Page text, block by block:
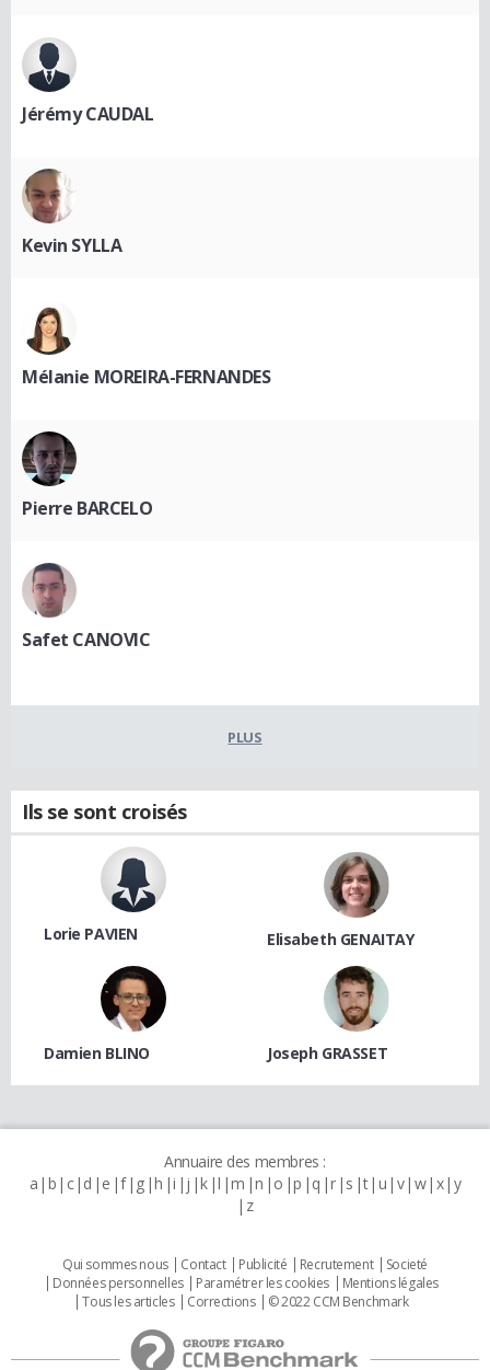
Jérémy CAUDAL
Kevin SYLLA
Mélanie MOREIRA-FERNANDES
Pierre BARCELO
Safet CANOVIC
PLUS
Ils se sont croisés
Lorie PAVIEN Elisabeth GENAITAY
Damien BLINO Joseph GRASSET
Annuaire des membres :
a b c d e f g h i j k l m n o p q r s t u v w x y
z
Qui sommes nous Contact Publicité Recrutement
Societé
Données personnelles
Paramétrer les cookies
Mentions légales
Tous les articles
Corrections © 2022 CCM Benchmark